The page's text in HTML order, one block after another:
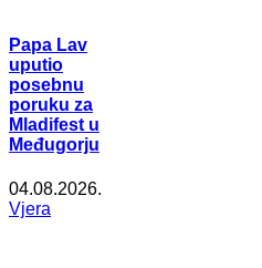
Papa Lav
uputio
posebnu
poruku za
Mladifest u
Međugorju
04.08.2026.
Vjera